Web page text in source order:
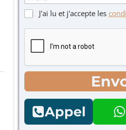
e
e
l
*
p
h
o
-
m
i
l
o
a
g
e
C
s
c
o
c
h
e
*
J'ai lu et j'accepte les
Appel